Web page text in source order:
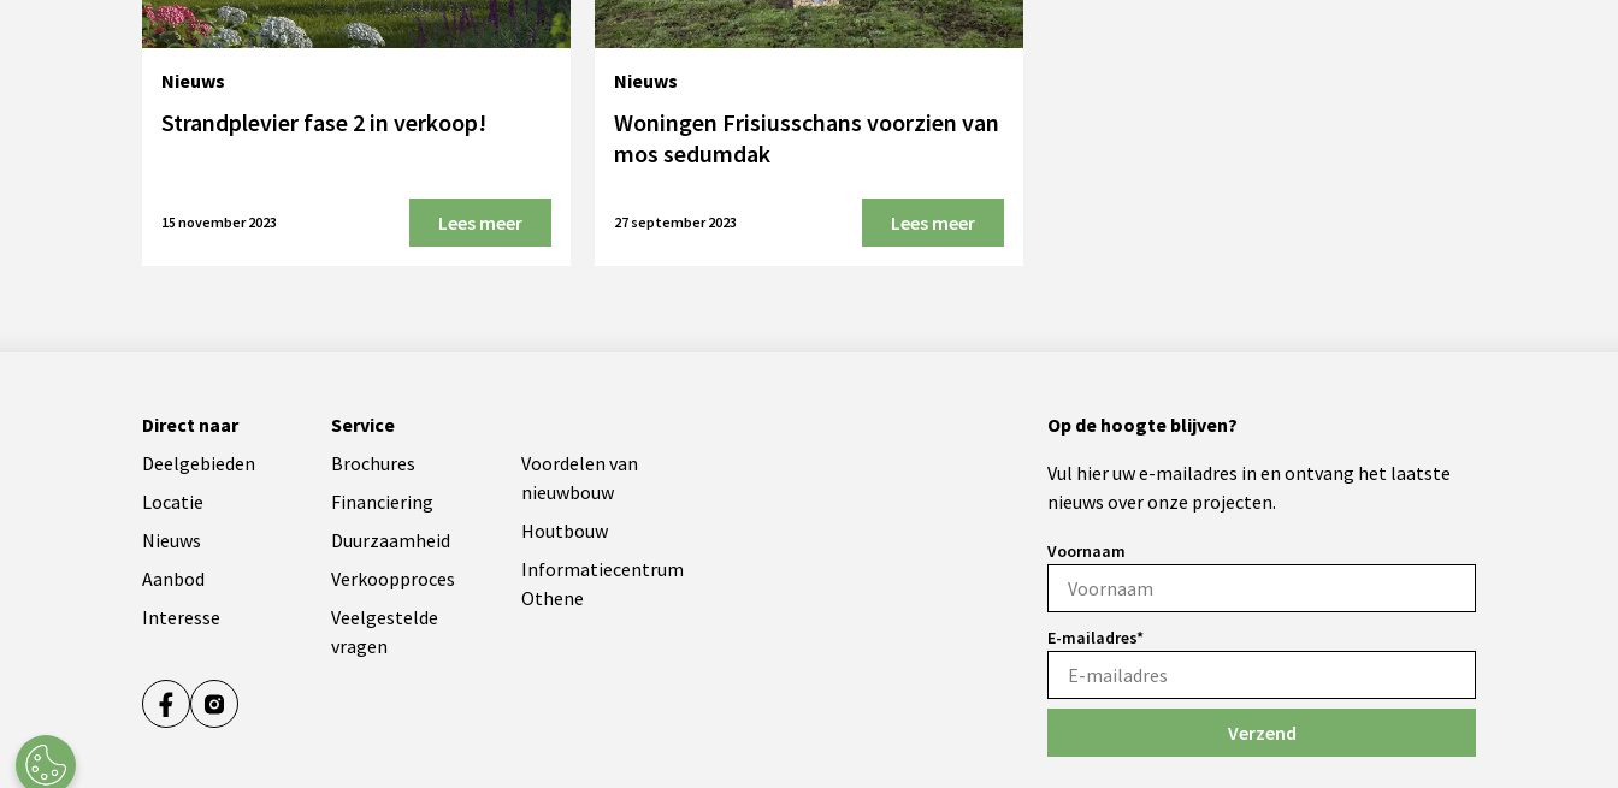
Nieuws
Strandplevier fase 2 in verkoop!
15 november 2023 Lees meer
Nieuws
Woningen Frisiusschans voorzien van
mos sedumdak
27 september 2023 Lees meer
Direct naar
Deelgebieden
Locatie
Nieuws
Aanbod
Interesse
Service
Brochures
Financiering
Duurzaamheid
Verkoopproces
Veelgestelde
vragen
Voordelen van
nieuwbouw
Houtbouw
Informatiecentrum
Othene
Op de hoogte blijven?
Vul hier uw e-mailadres in en ontvang het laatste
nieuws over onze projecten.
Voornaam
E-mailadres*
Verzend